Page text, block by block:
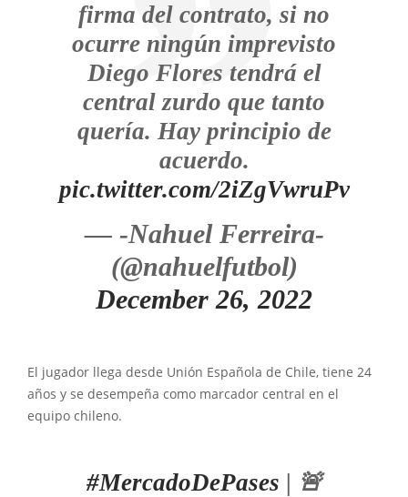
firma del contrato, si no
ocurre ningún imprevisto
Diego Flores tendrá el
central zurdo que tanto
quería. Hay principio de
acuerdo.
pic.twitter.com/2iZgVwruPv
— -Nahuel Ferreira-
(@nahuelfutbol)
December 26, 2022
El jugador llega desde Unión Española de Chile, tiene 24
años y se desempeña como marcador central en el
equipo chileno.
#MercadoDePases | 🚨